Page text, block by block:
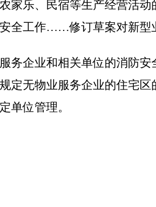
家乐、民宿等生产经营活
全工作……修订草案对新型
务企业和相关单位的消防
定无物业服务企业的住宅
单位管理。